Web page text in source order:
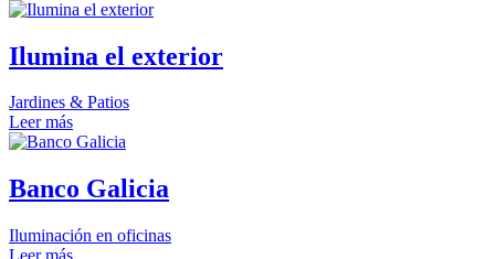
Ilumina el exterior
Jardines & Patios
Leer más
Banco Galicia
Iluminación en oficinas